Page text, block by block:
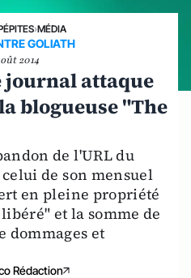
›MÉDIA
GOLIATH
2014
journal attaque
blogueuse "The
de l'URL du
de son mensuel
en pleine propriété
et la somme de
dommages et
Rédaction